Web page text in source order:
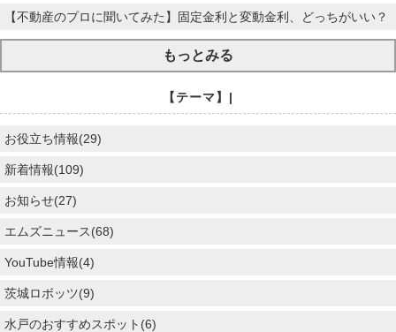
【不動産のプロに聞いてみた】固定金利と変動金利、どっちがいい？
もっとみる
【テーマ】|
お役立ち情報(29)
新着情報(109)
お知らせ(27)
エムズニュース(68)
YouTube情報(4)
茨城ロボッツ(9)
水戸のおすすめスポット(6)